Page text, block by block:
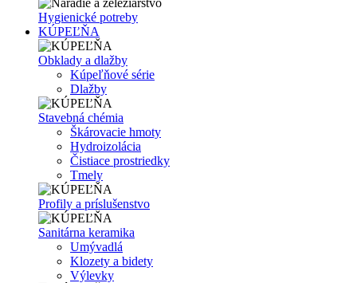
Hygienické potreby
KÚPEĽŇA
Obklady a dlažby
Kúpeľňové série
Dlažby
Stavebná chémia
Škárovacie hmoty
Hydroizolácia
Čistiace prostriedky
Tmely
Profily a príslušenstvo
Sanitárna keramika
Umývadlá
Klozety a bidety
Výlevky